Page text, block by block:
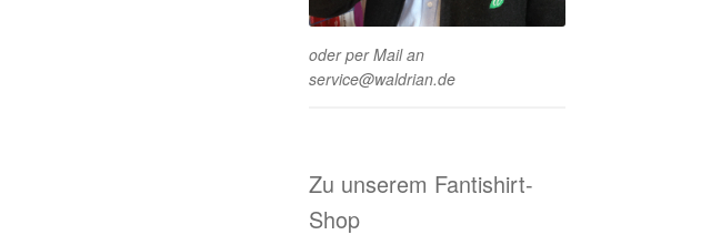
oder per Mail an
service@waldrian.de
Zu unserem Fantishirt-
Shop